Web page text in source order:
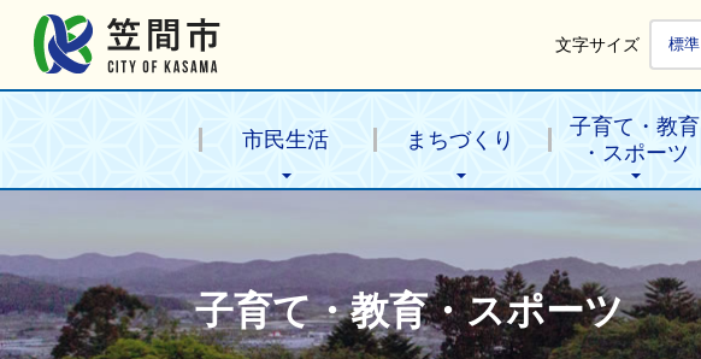
文字サイズ 標準
市民生活 まちづくり
子育て・教育
・スポーツ
子育て・教育・スポーツ